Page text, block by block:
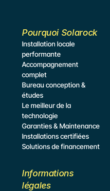
Pourquoi Solarock
Installation locale
performante
Accompagnement
complet
Bureau conception &
études
Le meilleur de la
technologie
Garanties & Maintenance
Installations certifiées
Solutions de financement
Informations
légales